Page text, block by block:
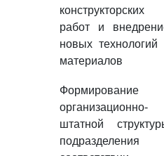
конструкторских
работ и
новых технологий
материалов
Формирование
организационно-
штатной
подразделения